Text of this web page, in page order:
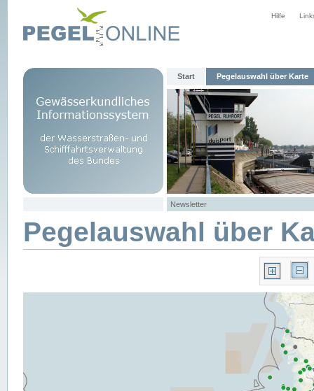
Hilfe
Start Pegelauswahl über Karte
Newsletter
Pegelauswahl über